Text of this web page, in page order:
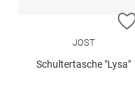
JOST
Schultertasche "Lysa"